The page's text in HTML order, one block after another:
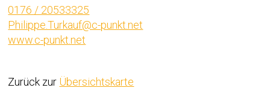
0176 / 20533325
Philippe.Turkauf@c-punkt.net
www.c-punkt.net
Zurück zur Übersichtskarte